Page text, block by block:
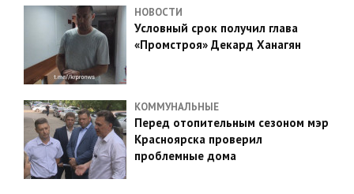
НОВОСТИ
Условный срок получил глава
«Промстроя» Декард Ханагян
КОММУНАЛЬНЫЕ
Перед отопительным сезоном мэр
Красноярска проверил
проблемные дома